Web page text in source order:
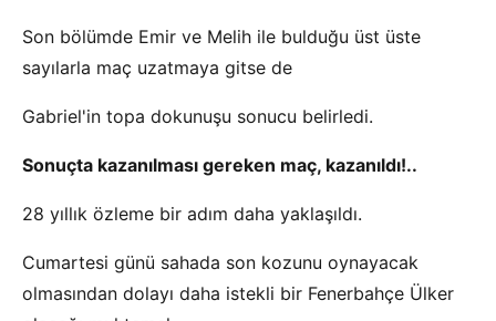
Son bölümde Emir ve Melih ile bulduğu üst üste
sayılarla maç uzatmaya gitse de
Gabriel'in topa dokunuşu sonucu belirledi.
Sonuçta kazanılması gereken maç, kazanıldı!..
28 yıllık özleme bir adım daha yaklaşıldı.
Cumartesi günü sahada son kozunu oynayacak
olmasından dolayı daha istekli bir Fenerbahçe Ülker